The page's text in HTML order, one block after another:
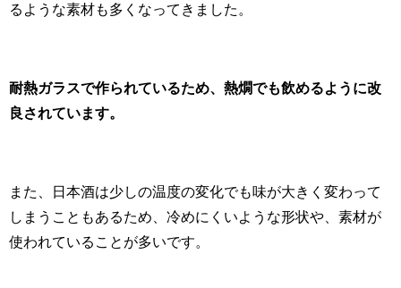
るような素材も多くなってきました。
耐熱ガラスで作られているため、熱燗でも飲めるように改
良されています。
また、日本酒は少しの温度の変化でも味が大きく変わって
しまうこともあるため、冷めにくいような形状や、素材が
使われていることが多いです。